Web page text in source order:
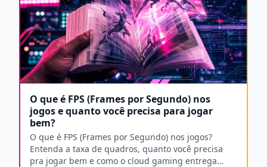
O que é FPS (Frames por Segundo) nos
jogos e quanto você precisa para jogar
bem?
O que é FPS (Frames por Segundo) nos jogos?
Entenda a taxa de quadros, quanto você precisa
pra jogar bem e como o cloud gaming entrega